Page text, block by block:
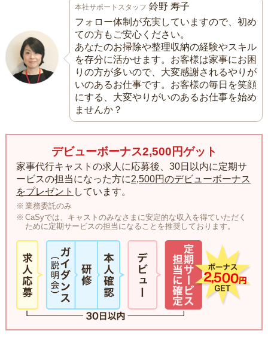
本社サポートスタッフ 鈴野 寿子
フォロー体制が充実していますので、初め
ての方もご安心ください。
あなたのお掃除や整理収納の経験やスキル
を存分に活かせます。お客様は家事にお困
りの方が多いので、大変感謝されるやりが
いのあるお仕事です。お客様の毎日を笑顔
にする、大変やりがいのあるお仕事を始め
ませんか？
デビューボーナス2,500円ゲット
家事代行キャストの求人に応募後、30日以内に定期サ
ービスの担当になった方に2,500円のデビューボーナス
をプレゼント しています。
業務委託のみ
CaSyでは、キャストのみなさまに安定的な収入を得ていただく
ために定期サービスの担当になることを推奨しております。